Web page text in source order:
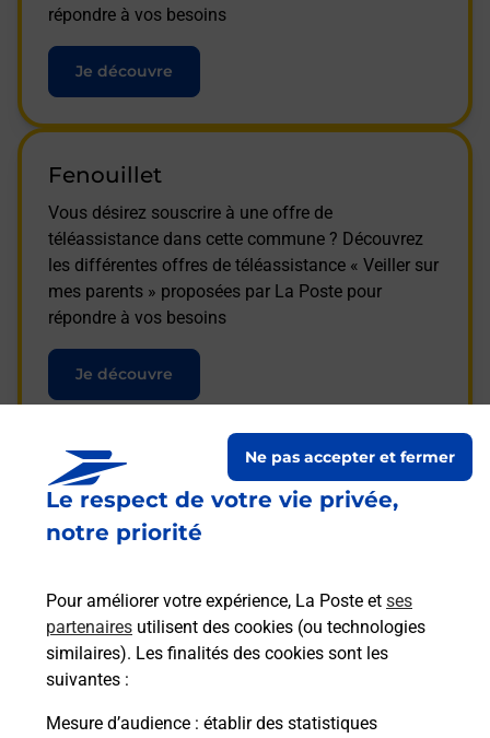
Le respect de votre vie privée,
notre priorité
Pour améliorer votre expérience, La Poste et ses
partenaires utilisent des cookies (ou technologies
similaires). Les finalités des cookies sont les
suivantes :
Mesure d’audience : établir des statistiques
Ne pas accepter et fermer
répondre à vos besoins
Je découvre
Fenouillet
Vous désirez souscrire à une offre de
téléassistance dans cette commune ? Découvrez
les différentes offres de téléassistance « Veiller sur
mes parents » proposées par La Poste pour
répondre à vos besoins
Je découvre
Questions fréquemment
posées
La téléassistance classique avec
médaillon d’alarme qu’est ce que
c’est ?